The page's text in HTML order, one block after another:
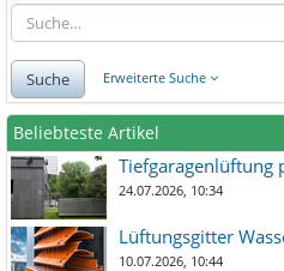
Suche Erweiterte Suche
Beliebteste Artikel
Tiefgaragenlüftung
24.07.2026, 10:34
Lüftungsgitter
10.07.2026, 10:44